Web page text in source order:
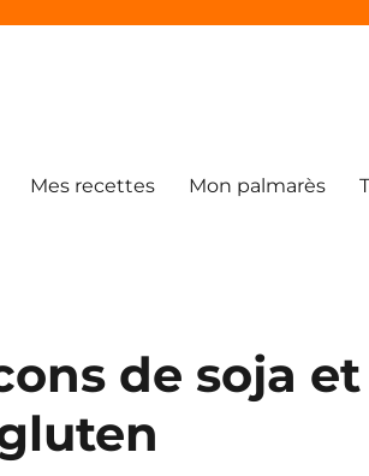
Mes recettes Mon palmarès
de soja et